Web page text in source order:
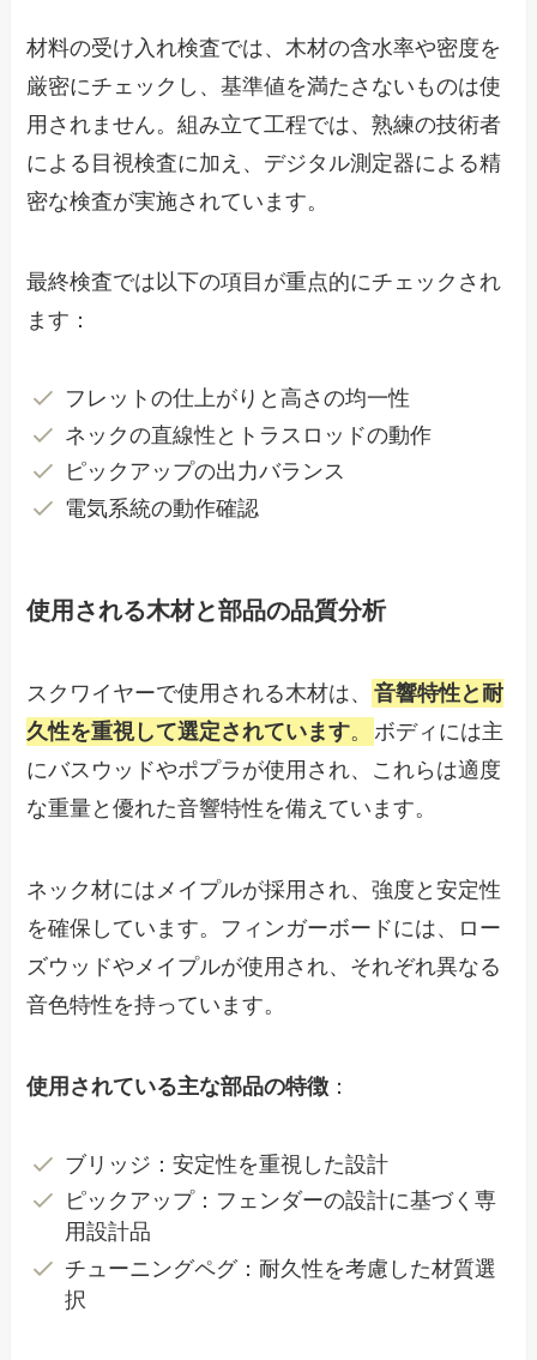
材料の受け入れ検査では、木材の含水率や密度を
厳密にチェックし、基準値を満たさないものは使
用されません。組み立て工程では、熟練の技術者
による目視検査に加え、デジタル測定器による精
密な検査が実施されています。
最終検査では以下の項目が重点的にチェックされ
ます：
フレットの仕上がりと高さの均一性
ネックの直線性とトラスロッドの動作
ピックアップの出力バランス
電気系統の動作確認
使用される木材と部品の品質分析
スクワイヤーで使用される木材は、 音響特性と耐
久性を重視して選定されています。
ボディには主
にバスウッドやポプラが使用され、これらは適度
な重量と優れた音響特性を備えています。
ネック材にはメイプルが採用され、強度と安定性
を確保しています。フィンガーボードには、ロー
ズウッドやメイプルが使用され、それぞれ異なる
音色特性を持っています。
使用されている主な部品の特徴 ：
ブリッジ：安定性を重視した設計
ピックアップ：フェンダーの設計に基づく専
用設計品
チューニングペグ：耐久性を考慮した材質選
択